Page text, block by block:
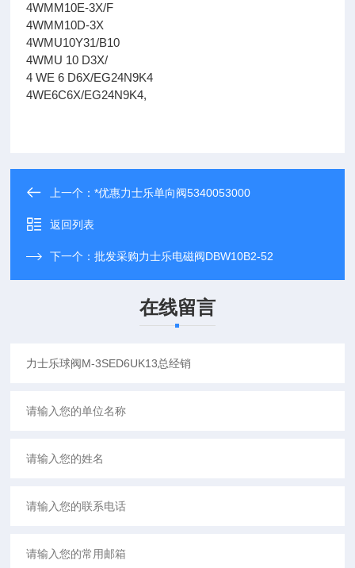
4WMM10E-3X/F
4WMM10D-3X
4WMU10Y31/B10
4WMU 10 D3X/
4 WE 6 D6X/EG24N9K4
4WE6C6X/EG24N9K4,
上一个：*优惠力士乐单向阀5340053000
返回列表
下一个：批发采购力士乐电磁阀DBW10B2-52
在线留言